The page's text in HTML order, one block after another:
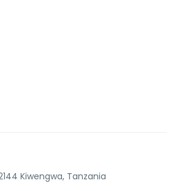
Kiwengwa, Tanzania